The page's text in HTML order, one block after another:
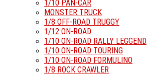
1/10 PAN-CAR
MONSTER TRUCK
1/8 OFF-ROAD TRUGGY
1/12 ON-ROAD
1/10 ON-ROAD RALLY LEGGEND
1/10 ON-ROAD TOURING
1/10 ON-ROAD FORMULINO
1/8 ROCK CRAWLER